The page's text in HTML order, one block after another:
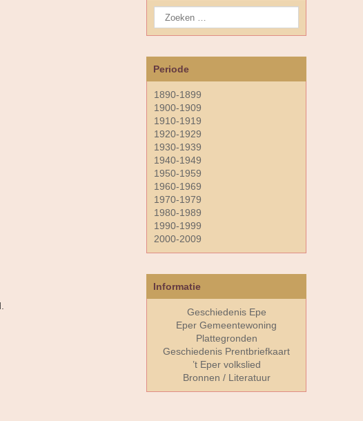
Periode
1890-1899
1900-1909
1910-1919
1920-1929
1930-1939
1940-1949
1950-1959
1960-1969
1970-1979
1980-1989
1990-1999
2000-2009
Informatie
Geschiedenis Epe
Eper Gemeentewoning
Plattegronden
Geschiedenis Prentbriefkaart
’t Eper volkslied
Bronnen / Literatuur